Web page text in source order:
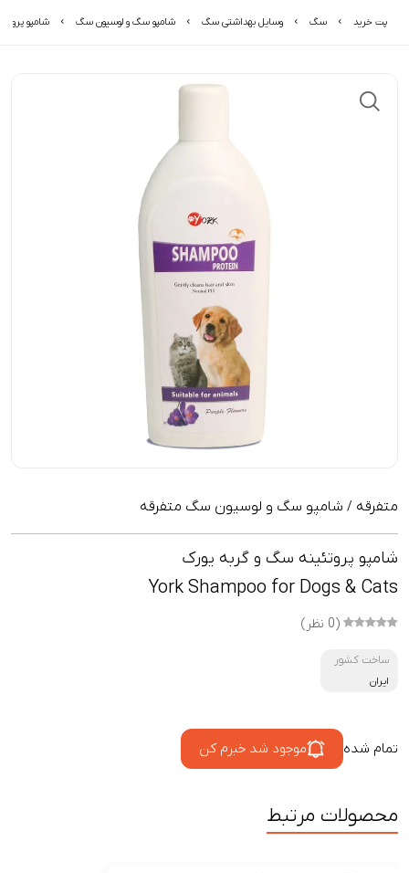
پت خرید سگ وسایل بهداشتی سگ شامپو سگ و لوسیون سگ شامپو
متفرقه / شامپو سگ و لوسیون سگ متفرقه
شامپو پروتئینه سگ و گربه یورک
York Shampoo for Dogs & Cats
(0 نظر)
ساخت کشور
ایران
تمام شده موجود شد خبرم کن
محصولات مرتبط